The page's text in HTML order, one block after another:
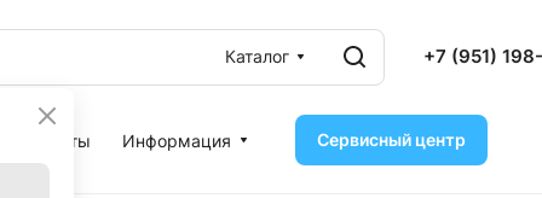
Каталог +7 (951)
Контакты Информация Сервисный центр